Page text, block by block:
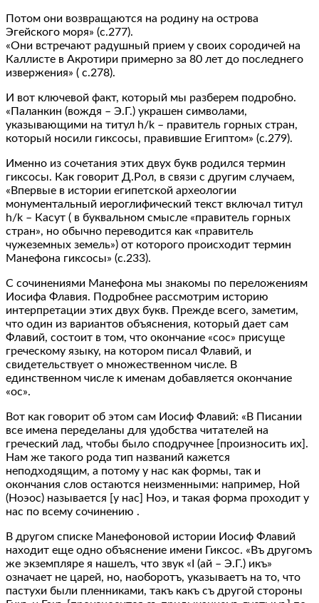
Потом они возвращаются на родину на острова
Эгейского моря» (с.277).
«Они встречают радушный прием у своих сородичей на
Каллисте в Акротири примерно за 80 лет до последнего
извержения» ( с.278).
И вот ключевой факт, который мы разберем подробно.
«Паланкин (вождя – Э.Г.) украшен символами,
указывающими на титул h/k – правитель горных стран,
который носили гиксосы, правившие Египтом» (с.279).
Именно из сочетания этих двух букв родился термин
гиксосы. Как говорит Д.Рол, в связи с другим случаем,
«Впервые в истории египетской археологии
монументальный иероглифический текст включал титул
h/k – Касут ( в буквальном смысле «правитель горных
стран», но обычно переводится как «правитель
чужеземных земель») от которого происходит термин
Манефона гиксосы» (с.233).
С сочинениями Манефона мы знакомы по переложениям
Иосифа Флавия. Подробнее рассмотрим историю
интерпретации этих двух букв. Прежде всего, заметим,
что один из вариантов объяснения, который дает сам
Флавий, состоит в том, что окончание «сос» присуще
греческому языку, на котором писал Флавий, и
свидетельствует о множественном числе. В
единственном числе к именам добавляется окончание
«ос».
Вот как говорит об этом сам Иосиф Флавий: «В Писании
все имена переделаны для удобства читателей на
греческий лад, чтобы было сподручнее [произносить их].
Нам же такого рода тип названий кажется
неподходящим, а потому у нас как формы, так и
окончания слов остаются неизменными: например, Ной
(Ноэос) называется [у нас] Ноэ, и такая форма проходит у
нас по всему сочинению .
В другом списке Манефоновой истории Иосиф Флавий
находит еще одно объяснение имени Гиксос. «Въ другомъ
же экземпляре я нашелъ, что звук «I (ай – Э.Г.) икъ»
означает не царей, но, наоборотъ, указываетъ на то, что
пастухи были пленниками, такъ какъ съ другой стороны